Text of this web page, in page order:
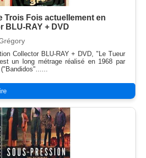
Trois Fois actuellement en
BLU-RAY + DVD
Collector BLU-RAY + DVD, "Le Tueur
un long métrage réalisé en 1968 par